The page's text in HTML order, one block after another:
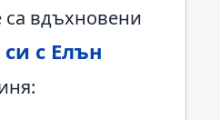
са вдъхновени
с Елън